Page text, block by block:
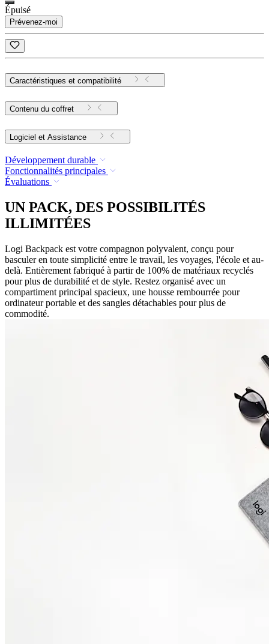
Épuisé
Prévenez-moi
Caractéristiques et compatibilité
Contenu du coffret
Logiciel et Assistance
Développement durable
Fonctionnalités principales
Évaluations
UN PACK, DES POSSIBILITÉS
ILLIMITÉES
Logi Backpack est votre compagnon polyvalent, conçu pour
basculer en toute simplicité entre le travail, les voyages, l'école et au-
delà. Entièrement fabriqué à partir de 100% de matériaux recyclés
pour plus de durabilité et de style. Restez organisé avec un
compartiment principal spacieux, une housse rembourrée pour
ordinateur portable et des sangles détachables pour plus de
commodité.